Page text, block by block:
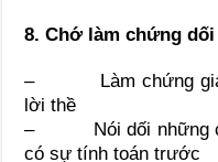
8. Chớ làm chứng dối
– Làm chứng gian
lời thề
– Nói dối những
có sự tính toán trước